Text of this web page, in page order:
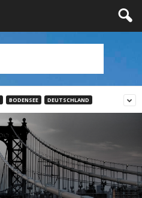
BODENSEE DEUTSCHLAND